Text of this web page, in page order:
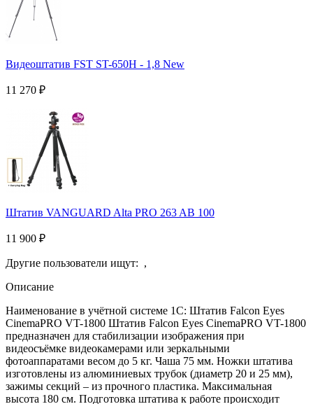
Видеоштатив FST ST-650H - 1,8 New
11 270 ₽
Штатив VANGUARD Alta PRO 263 AB 100
11 900 ₽
Другие пользователи ищут: ,
Описание
Наименование в учётной системе 1С: Штатив Falcon Eyes
CinemaPRO VT-1800 Штатив Falcon Eyes CinemaPRO VT-1800
предназначен для стабилизации изображения при
видеосъёмке видеокамерами или зеркальными
фотоаппаратами весом до 5 кг. Чаша 75 мм. Ножки штатива
изготовлены из алюминиевых трубок (диаметр 20 и 25 мм),
зажимы секций – из прочного пластика. Максимальная
высота 180 см. Подготовка штатива к работе происходит